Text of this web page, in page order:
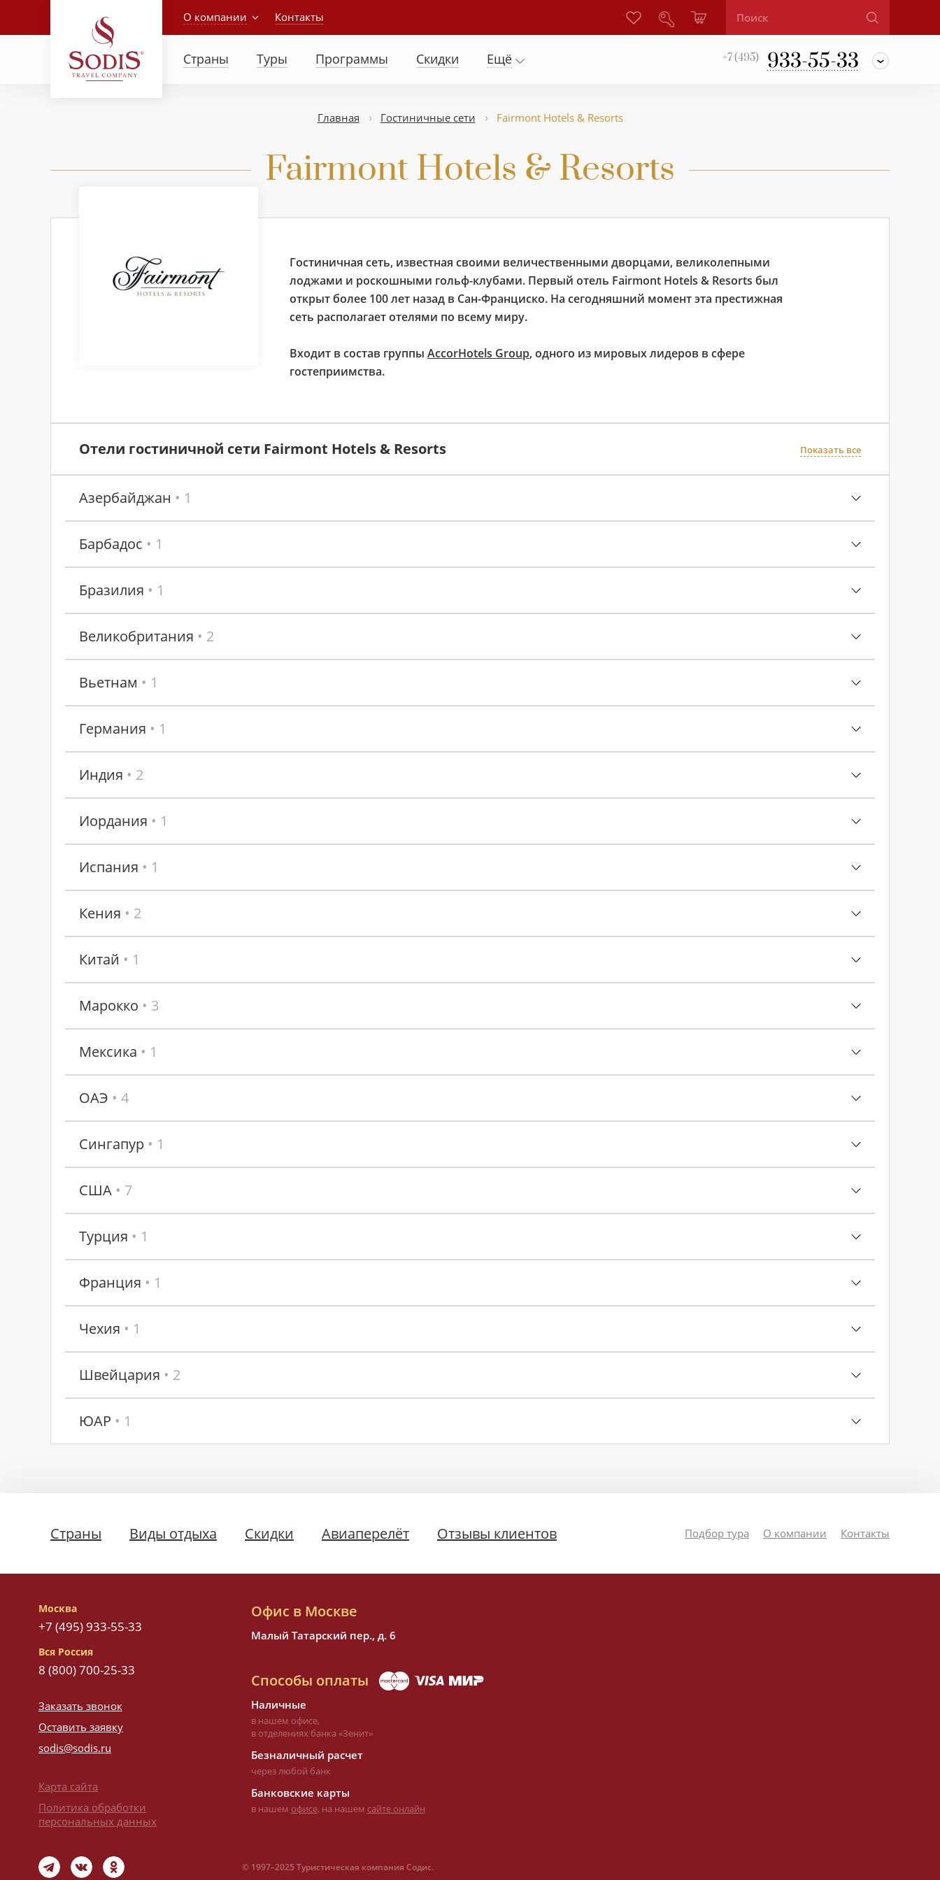
О компании Контакты
Страны Туры Программы Скидки Ещё +7 (495) 933-55-33
Главная Гостиничные сети Fairmont Hotels & Resorts
Fairmont Hotels & Resorts
Гостиничная сеть, известная своими величественными дворцами, великолепными
лоджами и роскошными гольф-клубами. Первый отель Fairmont Hotels & Resorts был
открыт более 100 лет назад в Сан-Франциско. На сегодняшний момент эта престижная
сеть располагает отелями по всему миру.
Входит в состав группы AccorHotels Group, одного из мировых лидеров в сфере
гостеприимства.
Отели гостиничной сети Fairmont Hotels & Resorts Показать все
Азербайджан • 1
Барбадос • 1
Бразилия • 1
Великобритания • 2
Вьетнам • 1
Германия • 1
Индия • 2
Иордания • 1
Испания • 1
Кения • 2
Китай • 1
Марокко • 3
Мексика • 1
ОАЭ • 4
Сингапур • 1
США • 7
Турция • 1
Франция • 1
Чехия • 1
Швейцария • 2
ЮАР • 1
Страны Виды отдыха Скидки Авиаперелёт Отзывы клиентов Подбор тура О компании Контакты
Москва
+7 (495) 933-55-33
Вся Россия
8 (800) 700-25-33
Заказать звонок
Оставить заявку
sodis@sodis.ru
Карта сайта
Политика обработки
персональных данных
Офис в Москве
Малый Татарский пер., д. 6
Способы оплаты
Наличные
в нашем офисе,
в отделениях банка «Зенит»
Безналичный расчет
через любой банк
Банковские карты
в нашем офисе, на нашем сайте онлайн
© 1997–2025 Туристическая компания Содис.